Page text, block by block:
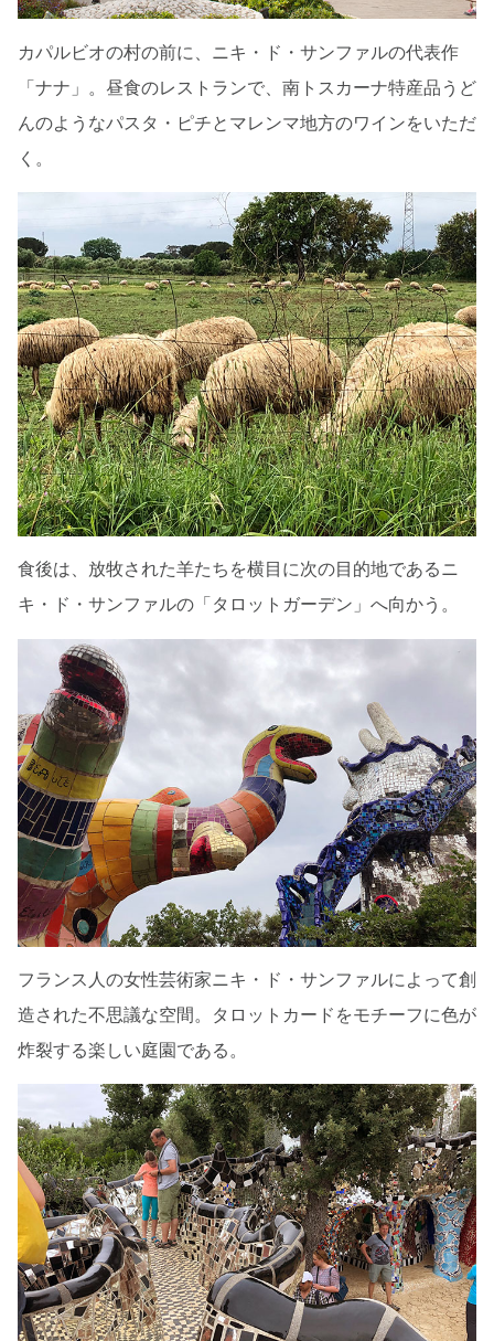
カパルビオの村の前に、ニキ・ド・サンファルの代表作
「ナナ」。昼食のレストランで、南トスカーナ特産品うど
んのようなパスタ・ピチとマレンマ地方のワインをいただ
く。
食後は、放牧された羊たちを横目に次の目的地であるニ
キ・ド・サンファルの「タロットガーデン」へ向かう。
フランス人の女性芸術家ニキ・ド・サンファルによって創
造された不思議な空間。タロットカードをモチーフに色が
炸裂する楽しい庭園である。